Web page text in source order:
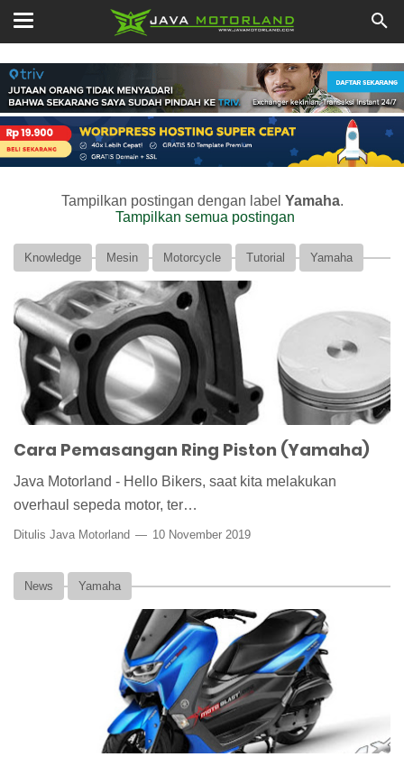
Tampilkan postingan dengan label Yamaha.
Tampilkan semua postingan
Knowledge Mesin Motorcycle Tutorial Yamaha
Cara Pemasangan Ring Piston (Yamaha)
Java Motorland - Hello Bikers, saat kita melakukan
overhaul sepeda motor, ter…
Ditulis Java Motorland 10 November 2019
News Yamaha